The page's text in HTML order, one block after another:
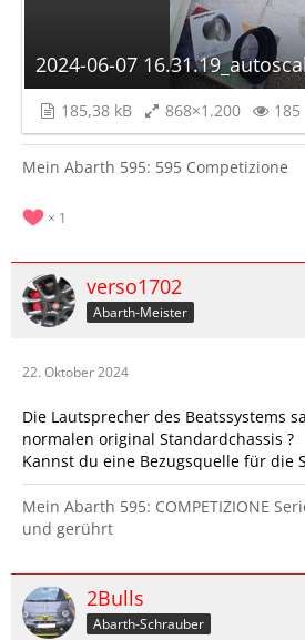
2024-06-07
185,38 kB 868×1.200 185
Mein Abarth 595: 595 Competizione
1
verso1702
Abarth-Meister
22. Oktober 2024
Die Lautsprecher des Beatssystems
normalen original Standardchassis ?
Kannst du eine Bezugsquelle für die
Mein Abarth 595: COMPETIZIONE
und gerührt
2Bulls
Abarth-Schrauber